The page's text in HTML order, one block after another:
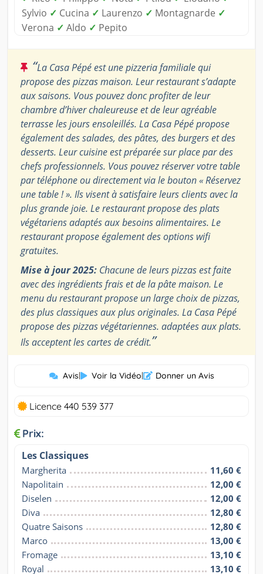
Sylvio ✓ Cucina ✓ Laurenzo ✓ Montagnarde ✓
Verona ✓ Aldo ✓ Pepito
“La Casa Pépé est une pizzeria familiale qui
propose des pizzas maison. Leur restaurant s’adapte
aux saisons. Vous pouvez donc profiter de leur
chambre d’hiver chaleureuse et de leur agréable
terrasse les jours ensoleillés. La Casa Pépé propose
également des salades, des pâtes, des burgers et des
desserts. Leur cuisine est préparée sur place par des
chefs professionnels. Vous pouvez réserver votre table
par téléphone ou directement via le bouton « Réservez
une table ! ». Ils visent à satisfaire leurs clients avec la
plus grande joie. Le restaurant propose des plats
végétariens adaptés aux besoins alimentaires. Le
restaurant propose également des options wifi
gratuites.
Mise à jour 2025: Chacune de leurs pizzas est faite
avec des ingrédients frais et de la pâte maison. Le
menu du restaurant propose un large choix de pizzas,
des plus classiques aux plus originales. La Casa Pépé
propose des pizzas végétariennes. adaptées aux plats.
Ils acceptent les cartes de crédit.”
Avis| Voir la Vidéo| Donner un Avis
Licence 440 539 377
Prix:
Les Classiques
Margherita
11,60 €
Napolitain
12,00 €
Diselen
12,00 €
Diva
12,80 €
Quatre Saisons
12,80 €
Marco
13,00 €
Fromage
13,10 €
Royal
13,10 €